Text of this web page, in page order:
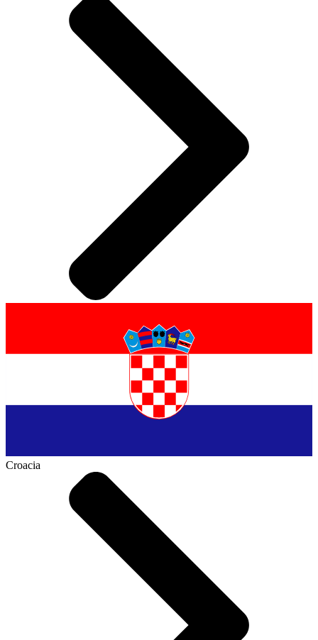
Croacia